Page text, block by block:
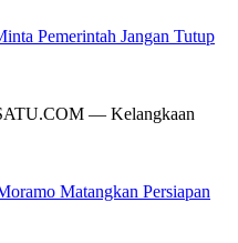
Pemerintah Jangan Tutup
— Kelangkaan
Matangkan Persiapan